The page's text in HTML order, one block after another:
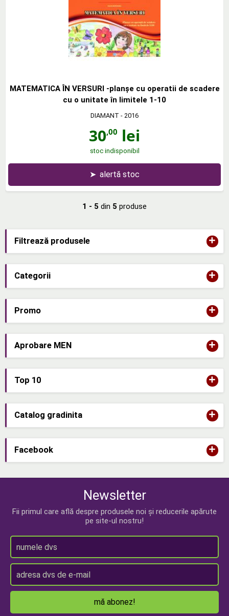
Filtrează produsele +
Categorii +
Promo +
Aprobare MEN +
Top 10 +
Catalog gradinita +
Facebook +
MATEMATICA ÎN VERSURI -planşe cu operatii de scadere
cu o unitate în limitele 1-10
DIAMANT - 2016
30,00 lei
stoc indisponibil
➤ alertă stoc
1 - 5 din 5 produse
Newsletter
Fii primul care află despre produsele noi și reducerile apărute
pe site-ul nostru!
mă abonez!